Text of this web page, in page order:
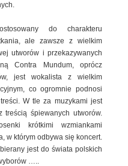
do charakteru
ale zawsze z wielkim
utworów i przekazywanych
Contra Mundum, oprócz
jest wokalista z wielkim
co ogromnie podnosi
W tle za muzykami jest
śpiewanych utworów.
krótkimi wzmiankami
w którym odbywa się koncert.
jest do świata polskich
…..